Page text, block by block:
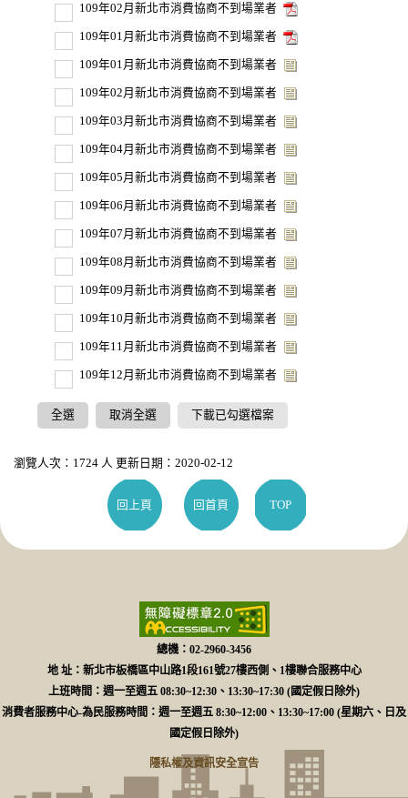
109年02月新北市消費協商不到場業者
109年01月新北市消費協商不到場業者
109年01月新北市消費協商不到場業者
109年02月新北市消費協商不到場業者
109年03月新北市消費協商不到場業者
109年04月新北市消費協商不到場業者
109年05月新北市消費協商不到場業者
109年06月新北市消費協商不到場業者
109年07月新北市消費協商不到場業者
109年08月新北市消費協商不到場業者
109年09月新北市消費協商不到場業者
109年10月新北市消費協商不到場業者
109年11月新北市消費協商不到場業者
109年12月新北市消費協商不到場業者
全選 取消全選 下載已勾選檔案
瀏覽人次：1724 人 更新日期：2020-02-12
回上頁 回首頁 TOP
總機：02-2960-3456
地 址：新北市板橋區中山路1段161號27樓西側、1樓聯合服務中心
上班時間：週一至週五 08:30~12:30、13:30~17:30 (國定假日除外)
消費者服務中心-為民服務時間：週一至週五 8:30~12:00、13:30~17:00 (星期六、日及
國定假日除外)
隱私權及資訊安全宣告